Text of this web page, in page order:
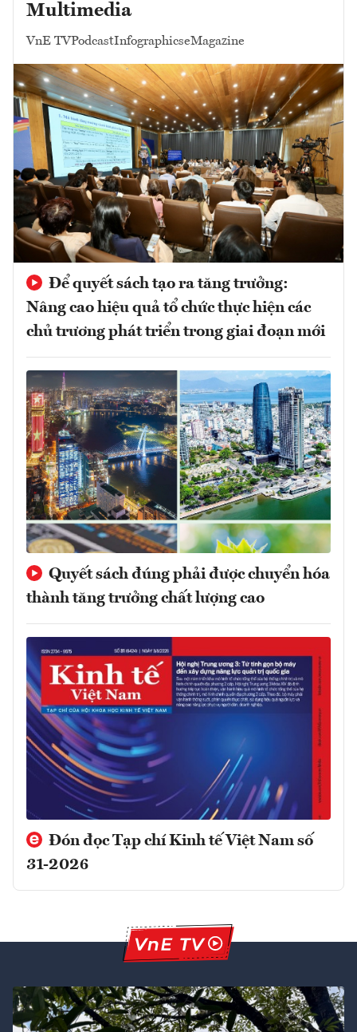
Multimedia
VnE TVPodcastInfographicseMagazine
Để quyết sách tạo ra tăng trưởng:
Nâng cao hiệu quả tổ chức thực hiện các
chủ trương phát triển trong giai đoạn mới
Quyết sách đúng phải được chuyển hóa
thành tăng trưởng chất lượng cao
Đón đọc Tạp chí Kinh tế Việt Nam số
31-2026